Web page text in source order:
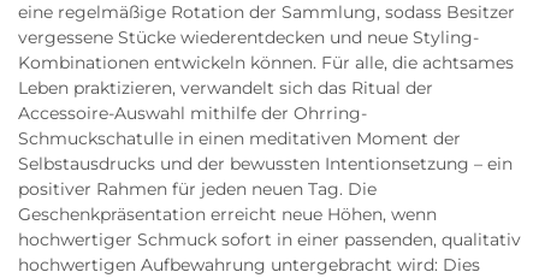
eine regelmäßige Rotation der Sammlung, sodass Besitzer
vergessene Stücke wiederentdecken und neue Styling-
Kombinationen entwickeln können. Für alle, die achtsames
Leben praktizieren, verwandelt sich das Ritual der
Accessoire-Auswahl mithilfe der Ohrring-
Schmuckschatulle in einen meditativen Moment der
Selbstausdrucks und der bewussten Intentionsetzung – ein
positiver Rahmen für jeden neuen Tag. Die
Geschenkpräsentation erreicht neue Höhen, wenn
hochwertiger Schmuck sofort in einer passenden, qualitativ
hochwertigen Aufbewahrung untergebracht wird: Dies